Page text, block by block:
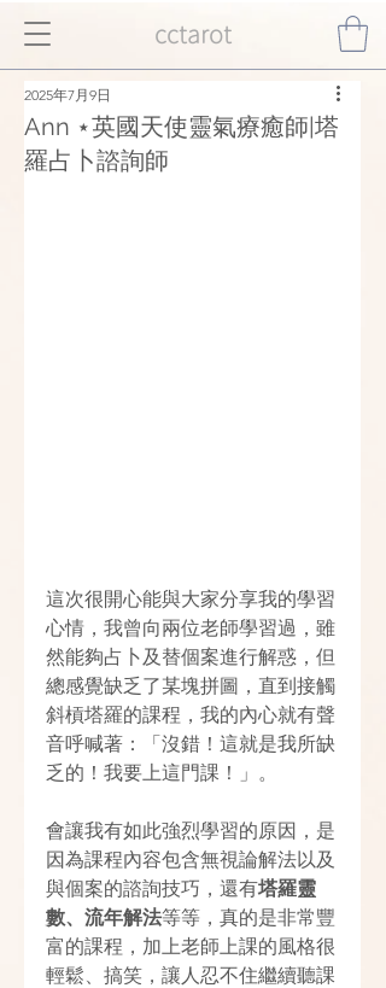
cctarot
Ann ⋆英國天使靈氣療癒師|塔
羅占卜諮詢師
2025年7月9日
這次很開心能與大家分享我的學習
心情，我曾向兩位老師學習過，雖
然能夠占卜及替個案進行解惑，但
總感覺缺乏了某塊拼圖，直到接觸
斜槓塔羅的課程，我的內心就有聲
音呼喊著：「沒錯！這就是我所缺
乏的！我要上這門課！」。
會讓我有如此強烈學習的原因，是
因為課程內容包含無視論解法以及
與個案的諮詢技巧，還有塔羅靈
數、流年解法等等，真的是非常豐
富的課程，加上老師上課的風格很
輕鬆、搞笑，讓人忍不住繼續聽課